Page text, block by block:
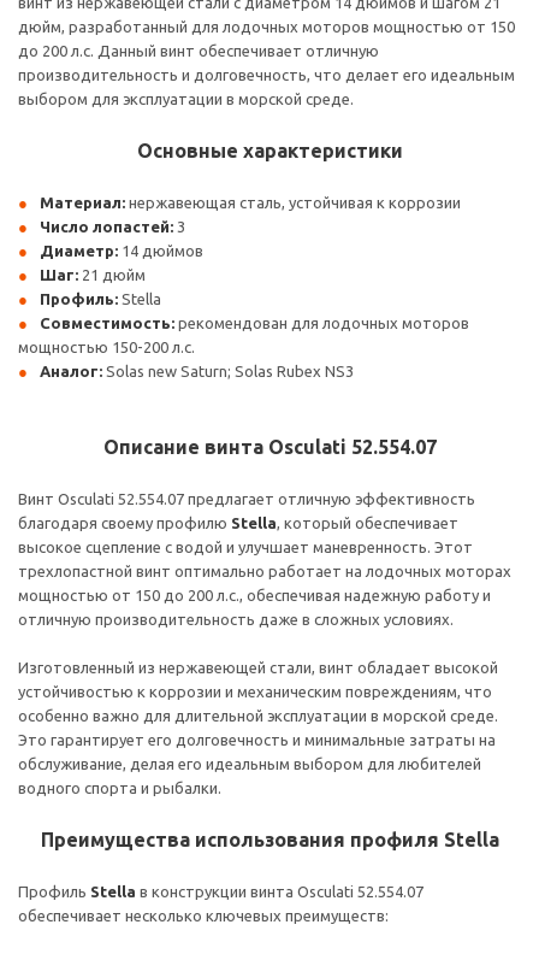
дюйм, разработанный для лодочных моторов мощностью от 150
до 200 л.с. Данный винт обеспечивает отличную
производительность и долговечность, что делает его идеальным
выбором для эксплуатации в морской среде.
Основные характеристики
Материал: нержавеющая сталь, устойчивая к коррозии
Число лопастей: 3
Диаметр: 14 дюймов
Шаг: 21 дюйм
Профиль: Stella
Совместимость: рекомендован для лодочных моторов
мощностью 150-200 л.с.
Аналог: Solas new Saturn; Solas Rubex NS3
Описание винта Osculati 52.554.07
Винт Osculati 52.554.07 предлагает отличную эффективность
благодаря своему профилю Stella, который обеспечивает
высокое сцепление с водой и улучшает маневренность. Этот
трехлопастной винт оптимально работает на лодочных моторах
мощностью от 150 до 200 л.с., обеспечивая надежную работу и
отличную производительность даже в сложных условиях.
Изготовленный из нержавеющей стали, винт обладает высокой
устойчивостью к коррозии и механическим повреждениям, что
особенно важно для длительной эксплуатации в морской среде.
Это гарантирует его долговечность и минимальные затраты на
обслуживание, делая его идеальным выбором для любителей
водного спорта и рыбалки.
Преимущества использования профиля Stella
Профиль Stella в конструкции винта Osculati 52.554.07
обеспечивает несколько ключевых преимуществ: